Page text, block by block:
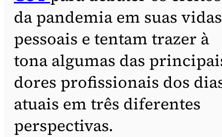
da pandemia em suas vidas
pessoais e tentam trazer à
tona algumas das
dores profissionais dos
atuais em três diferentes
perspectivas.